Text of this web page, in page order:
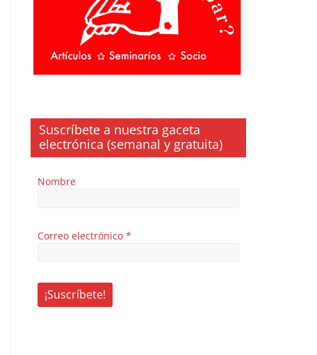
Suscríbete a nuestra gaceta
electrónica (semanal y gratuita)
Nombre
Correo electrónico *